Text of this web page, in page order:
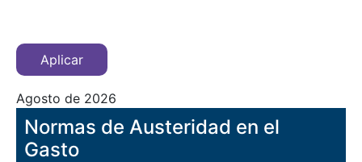
Agosto de 2026
Normas de Austeridad en el
Gasto